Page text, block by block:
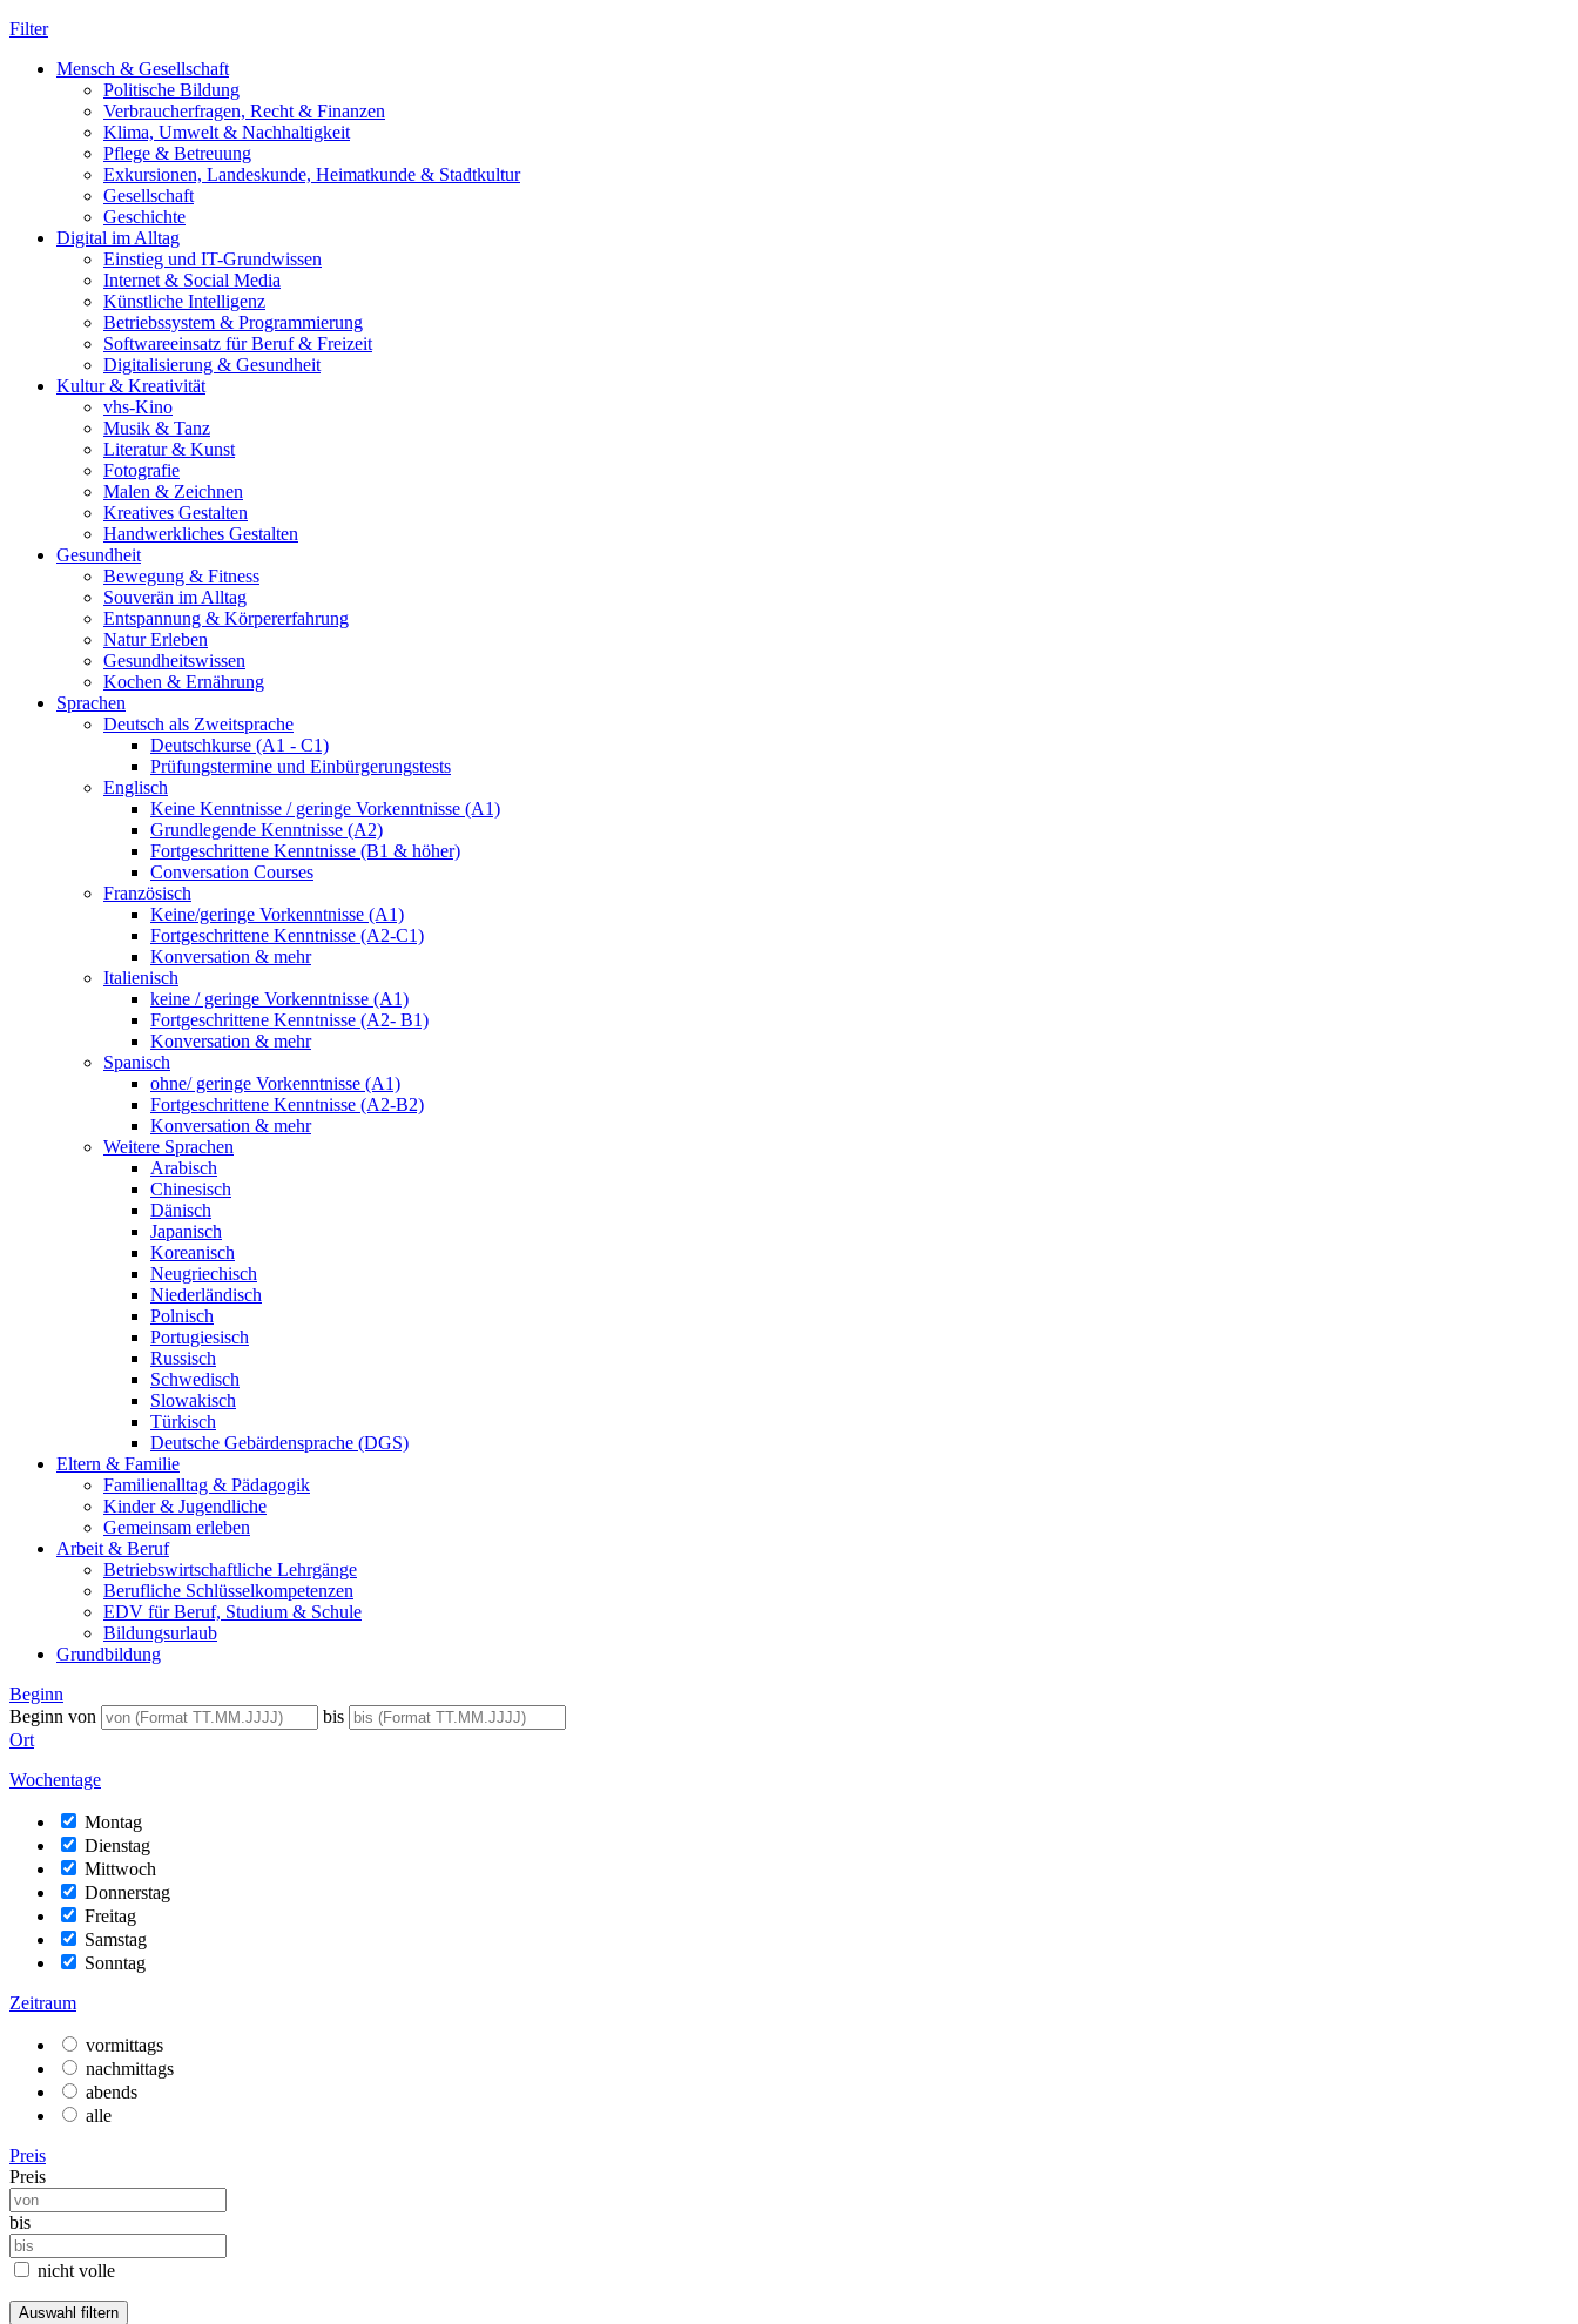
Filter
Mensch & Gesellschaft
Politische Bildung
Verbraucherfragen, Recht & Finanzen
Klima, Umwelt & Nachhaltigkeit
Pflege & Betreuung
Exkursionen, Landeskunde, Heimatkunde & Stadtkultur
Gesellschaft
Geschichte
Digital im Alltag
Einstieg und IT-Grundwissen
Internet & Social Media
Künstliche Intelligenz
Betriebssystem & Programmierung
Softwareeinsatz für Beruf & Freizeit
Digitalisierung & Gesundheit
Kultur & Kreativität
vhs-Kino
Musik & Tanz
Literatur & Kunst
Fotografie
Malen & Zeichnen
Kreatives Gestalten
Handwerkliches Gestalten
Gesundheit
Bewegung & Fitness
Souverän im Alltag
Entspannung & Körpererfahrung
Natur Erleben
Gesundheitswissen
Kochen & Ernährung
Sprachen
Deutsch als Zweitsprache
Deutschkurse (A1 - C1)
Prüfungstermine und Einbürgerungstests
Englisch
Keine Kenntnisse / geringe Vorkenntnisse (A1)
Grundlegende Kenntnisse (A2)
Fortgeschrittene Kenntnisse (B1 & höher)
Conversation Courses
Französisch
Keine/geringe Vorkenntnisse (A1)
Fortgeschrittene Kenntnisse (A2-C1)
Konversation & mehr
Italienisch
keine / geringe Vorkenntnisse (A1)
Fortgeschrittene Kenntnisse (A2- B1)
Konversation & mehr
Spanisch
ohne/ geringe Vorkenntnisse (A1)
Fortgeschrittene Kenntnisse (A2-B2)
Konversation & mehr
Weitere Sprachen
Arabisch
Chinesisch
Dänisch
Japanisch
Koreanisch
Neugriechisch
Niederländisch
Polnisch
Portugiesisch
Russisch
Schwedisch
Slowakisch
Türkisch
Deutsche Gebärdensprache (DGS)
Eltern & Familie
Familienalltag & Pädagogik
Kinder & Jugendliche
Gemeinsam erleben
Arbeit & Beruf
Betriebswirtschaftliche Lehrgänge
Berufliche Schlüsselkompetenzen
EDV für Beruf, Studium & Schule
Bildungsurlaub
Grundbildung
Beginn
Beginn von
bis
Ort
Wochentage
Montag
Dienstag
Mittwoch
Donnerstag
Freitag
Samstag
Sonntag
Zeitraum
vormittags
nachmittags
abends
alle
Preis
Preis
bis
nicht volle